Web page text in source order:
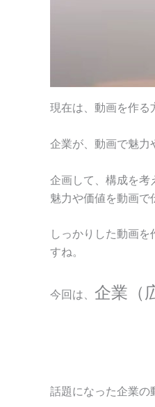
現在は、動画を作る
企業が、動画で魅力
企画して、構成を考
魅力や価値を動画で
しっかりした動画
すね。
今回は、 企業（
話題になった企業の